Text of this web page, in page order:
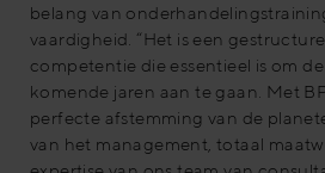
belang van
vaardigheid. “Het is een
competentie die essentieel is om
komende jaren aan te gaan. Met
perfecte afstemming van de
van het management, totaal